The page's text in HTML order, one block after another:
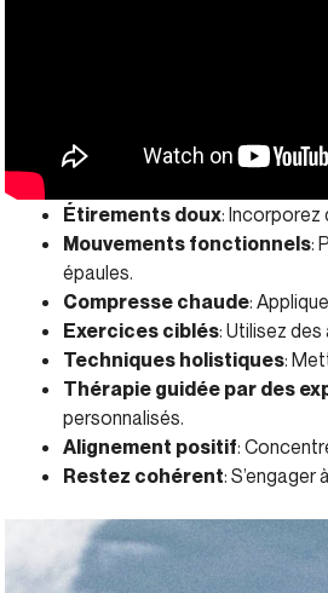
Étirements doux: Incorporez
Mouvements fonctionnels:
épaules.
Compresse chaude:
Exercices ciblés: Utilisez
Techniques holistiques:
Thérapie guidée par des
personnalisés.
Alignement positif:
Restez cohérent: S’engager